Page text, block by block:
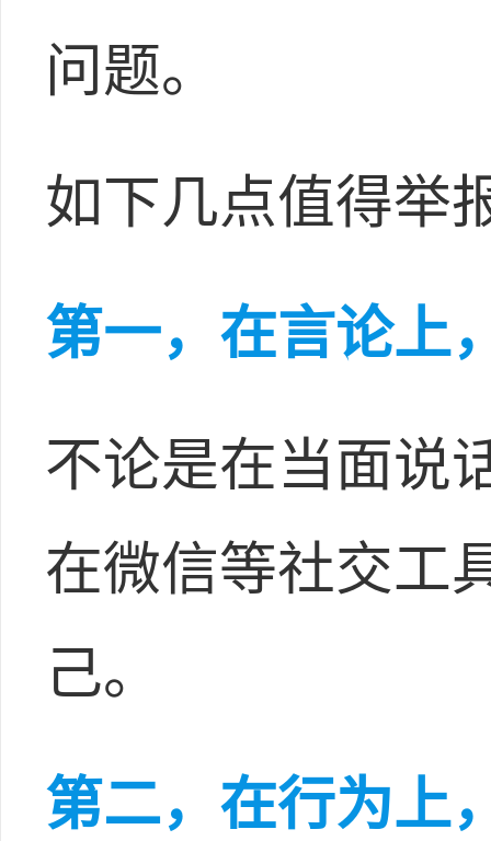
问题。
如下几点值得举
第一，在言论上
不论是在当面说
在微信等社交工
己。
第二，在行为上